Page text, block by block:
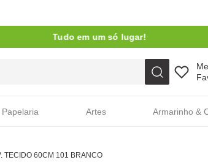
Tudo em um só lugar!
Papelaria Artes Armarinho &
TECIDO 60CM 101 BRANCO